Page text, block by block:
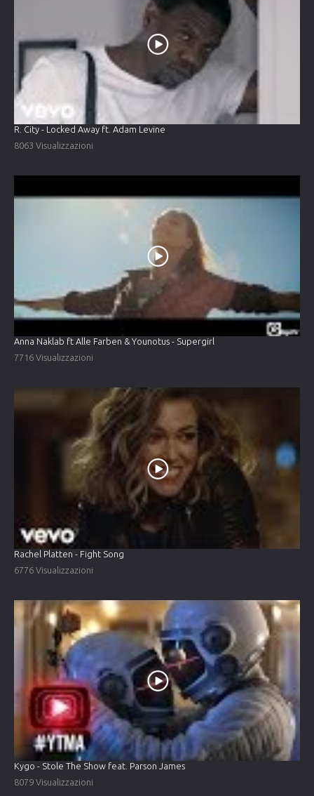
R. City - Locked Away ft. Adam Levine
8063 Visualizzazioni
Anna Naklab ft Alle Farben & Younotus - Supergirl
7716 Visualizzazioni
Rachel Platten - Fight Song
6776 Visualizzazioni
Kygo - Stole The Show feat. Parson James
8079 Visualizzazioni